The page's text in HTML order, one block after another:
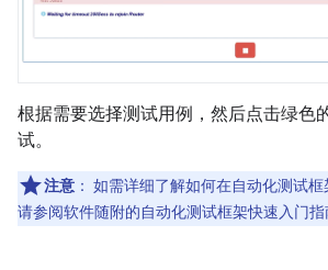
根据需要选择测试用例，然后点击绿色
试。
注意 ： 如需详细了解如何在自动化测试框
请参阅软件随附的自动化测试框架快速入门指